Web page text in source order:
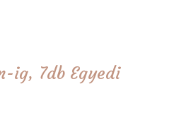
ig, 7db Egyedi